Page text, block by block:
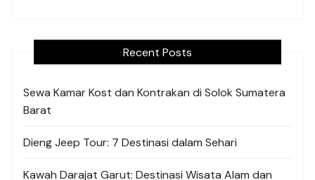
Recent Posts
Sewa Kamar Kost dan Kontrakan di Solok Sumatera
Barat
Dieng Jeep Tour: 7 Destinasi dalam Sehari
Kawah Darajat Garut: Destinasi Wisata Alam dan